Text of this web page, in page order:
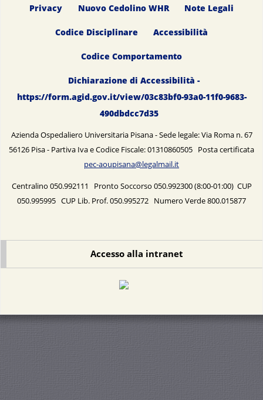
Privacy Nuovo Cedolino WHR Note Legali
Codice Disciplinare Accessibilità
Codice Comportamento
Dichiarazione di Accessibilità -
https://form.agid.gov.it/view/03c83bf0-93a0-11f0-9683-
490dbdcc7d35
Azienda Ospedaliero Universitaria Pisana - Sede legale: Via Roma n. 67
56126 Pisa - Partiva Iva e Codice Fiscale: 01310860505 Posta certificata
pec-aoupisana@legalmail.it
Centralino 050.992111 Pronto Soccorso 050.992300 (8:00-01:00) CUP
050.995995 CUP Lib. Prof. 050.995272 Numero Verde 800.015877
Accesso alla intranet